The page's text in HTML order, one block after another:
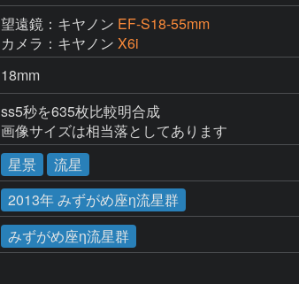
望遠鏡：キヤノン EF-S18-55mm
カメラ：キヤノン X6i
18mm
ss5秒を635枚比較明合成
画像サイズは相当落としてあります
星景
流星
2013年 みずがめ座η流星群
みずがめ座η流星群